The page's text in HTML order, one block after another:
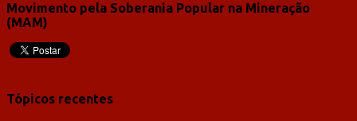
Movimento pela Soberania Popular na Mineração
(MAM)
Tópicos recentes